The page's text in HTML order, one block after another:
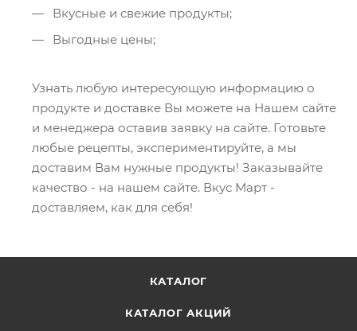
Вкусные и свежие продукты;
Выгодные цены;
Узнать любую интересующую информацию о
продукте и доставке Вы можете на Нашем сайте
и менеджера оставив заявку на сайте. Готовьте
любые рецепты, экспериментируйте, а мы
доставим Вам нужные продукты! Заказывайте
качество - на нашем сайте. Вкус Март -
доставляем, как для себя!
КАТАЛОГ
КАТАЛОГ АКЦИЙ